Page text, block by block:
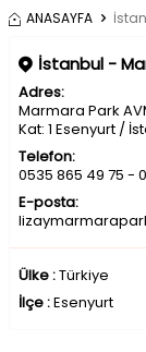
ANASAYFA
İstanbul -
Adres:
Marmara Park
Kat: 1 Esenyurt /
Telefon:
0535 865 49 75 -
E-posta:
Ülke :Türkiye
İlçe :Esenyurt